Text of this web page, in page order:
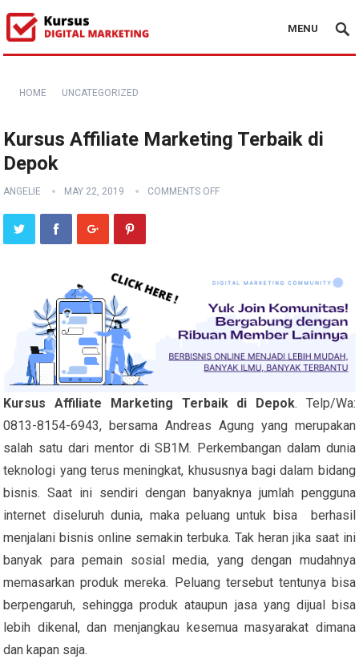
MENU
HOME UNCATEGORIZED
Kursus Affiliate Marketing Terbaik di
Depok
ANGELIE MAY 22, 2019 COMMENTS OFF
Kursus Affiliate Marketing Terbaik di Depok. Telp/Wa:
0813-8154-6943, bersama Andreas Agung yang merupakan
salah satu dari mentor di SB1M. Perkembangan dalam dunia
teknologi yang terus meningkat, khususnya bagi dalam bidang
bisnis. Saat ini sendiri dengan banyaknya jumlah pengguna
internet diseluruh dunia, maka peluang untuk bisa berhasil
menjalani bisnis online semakin terbuka. Tak heran jika saat ini
banyak para pemain sosial media, yang dengan mudahnya
memasarkan produk mereka. Peluang tersebut tentunya bisa
berpengaruh, sehingga produk ataupun jasa yang dijual bisa
lebih dikenal, dan menjangkau kesemua masyarakat dimana
dan kapan saja.